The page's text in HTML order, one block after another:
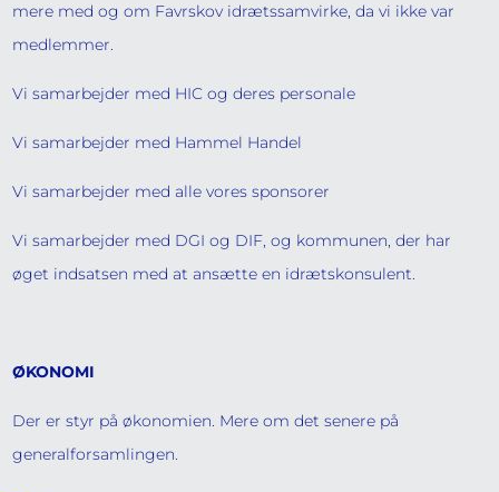
mere med og om Favrskov idrætssamvirke, da vi ikke var
medlemmer.
Vi samarbejder med HIC og deres personale
Vi samarbejder med Hammel Handel
Vi samarbejder med alle vores sponsorer
Vi samarbejder med DGI og DIF, og kommunen, der har
øget indsatsen med at ansætte en idrætskonsulent.
ØKONOMI
Der er styr på økonomien. Mere om det senere på
generalforsamlingen.